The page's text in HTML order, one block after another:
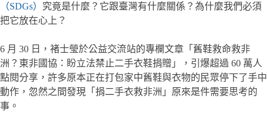
（SDGs） 究竟是什麼？它跟臺灣有什麼關係？為什麼我們必須
把它放在心上？
6 月 30 日，褚士瑩於公益交流站的專欄文章「舊鞋救命救非
洲？東非國協：盼立法禁止二手衣鞋捐贈」，引爆超過 60 萬人
點閱分享，許多原本正在打包家中舊鞋與衣物的民眾停下了手中
動作，忽然之間發現「捐二手衣救非洲」原來是件需要思考的
事。